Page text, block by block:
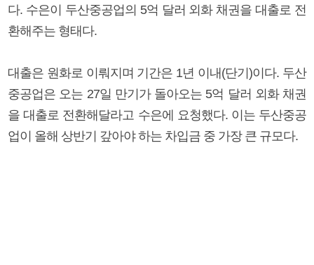
다. 수은이 두산중공업의 5억 달러 외화 채권을 대출로 전
환해주는 형태다.
대출은 원화로 이뤄지며 기간은 1년 이내(단기)이다. 두산
중공업은 오는 27일 만기가 돌아오는 5억 달러 외화 채권
을 대출로 전환해달라고 수은에 요청했다. 이는 두산중공
업이 올해 상반기 갚아야 하는 차입금 중 가장 큰 규모다.